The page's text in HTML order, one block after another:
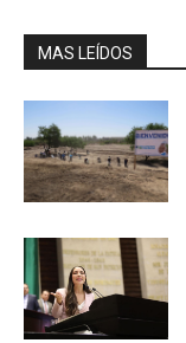
MAS LEÍDOS